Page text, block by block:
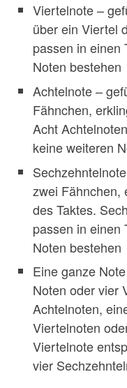
Viertelnote –
über ein Viertel
passen in einen
Noten bestehen
Achtelnote –
Fähnchen,
Acht
keine weiteren
zwei Fähnchen,
des Taktes.
passen in einen
Noten bestehen
Eine ganze
Noten oder vier
Achtelnoten,
Viertelnoten
Viertelnote
vier